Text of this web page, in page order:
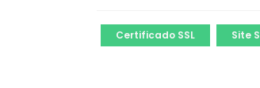
Certificado SSL Site